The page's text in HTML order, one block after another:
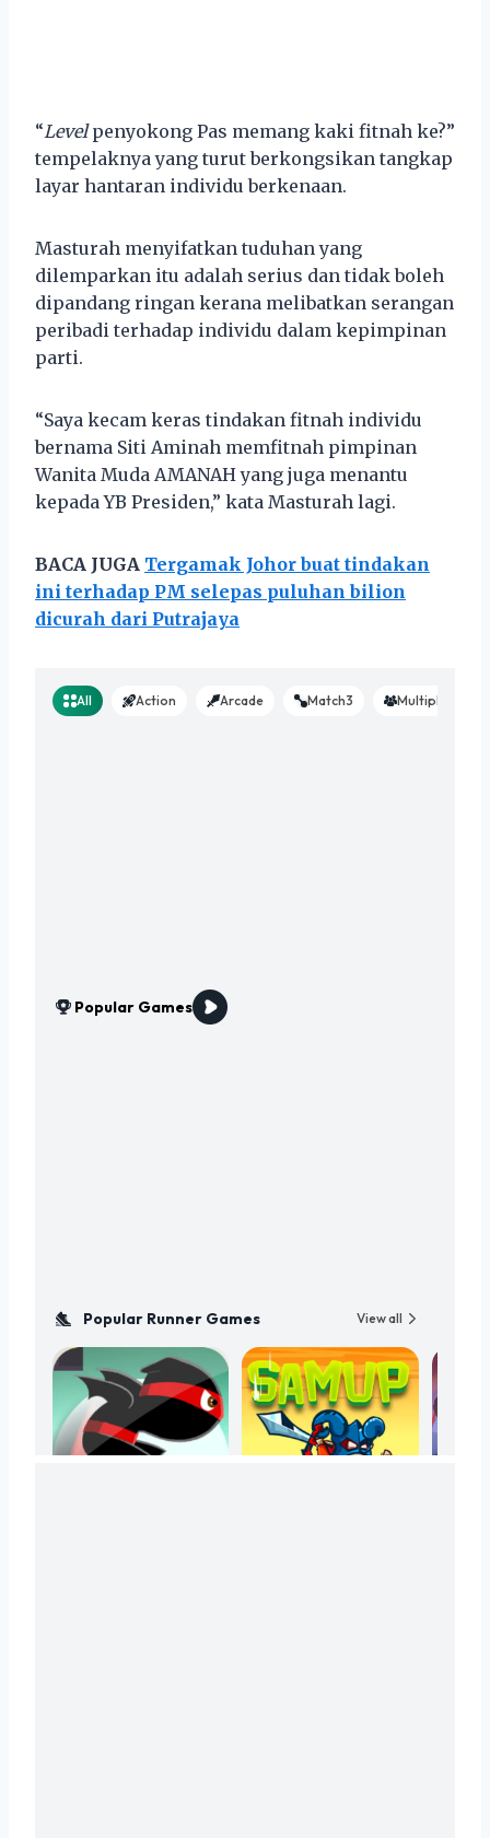
“Levelpenyokong Pas memang kaki fitnah ke?”
tempelaknya yang turut berkongsikan tangkap
layar hantaran individu berkenaan.
Masturah menyifatkan tuduhan yang
dilemparkan itu adalah serius dan tidak boleh
dipandang ringan kerana melibatkan serangan
peribadi terhadap individu dalam kepimpinan
parti.
“Saya kecam keras tindakan fitnah individu
bernama Siti Aminah memfitnah pimpinan
Wanita Muda AMANAH yang juga menantu
kepada YB Presiden,” kata Masturah lagi.
BACA JUGA Tergamak Johor buat tindakan
ini terhadap PM selepas puluhan bilion
dicurah dari Putrajaya